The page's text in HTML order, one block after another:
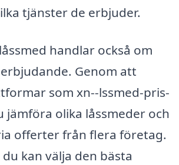
tjänster de erbjuder.
handlar också om
Genom att
som xn--lssmed-pris-
jämföra olika låssmeder och
offerter från flera företag.
kan välja den bästa